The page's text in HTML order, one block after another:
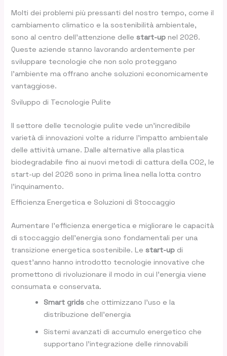
Molti dei problemi più pressanti del nostro tempo, come il
cambiamento climatico e la sostenibilità ambientale,
sono al centro dell’attenzione dellestart-up nel 2026.
Queste aziende stanno lavorando ardentemente per
sviluppare tecnologie che non solo proteggano
l’ambiente ma offrano anche soluzioni economicamente
vantaggiose.
Sviluppo di Tecnologie Pulite
Il settore delle tecnologie pulite vede un’incredibile
varietà di innovazioni volte a ridurre l’impatto ambientale
delle attività umane. Dalle alternative alla plastica
biodegradabile fino ai nuovi metodi di cattura della CO2, le
start-up del 2026 sono in prima linea nella lotta contro
l’inquinamento.
Efficienza Energetica e Soluzioni di Stoccaggio
Aumentare l’efficienza energetica e migliorare le capacità
di stoccaggio dell’energia sono fondamentali per una
transizione energetica sostenibile. Lestart-up di
quest’anno hanno introdotto tecnologie innovative che
promettono di rivoluzionare il modo in cui l’energia viene
consumata e conservata.
Smart grids che ottimizzano l’uso e la
distribuzione dell’energia
Sistemi avanzati di accumulo energetico che
supportano l’integrazione delle rinnovabili